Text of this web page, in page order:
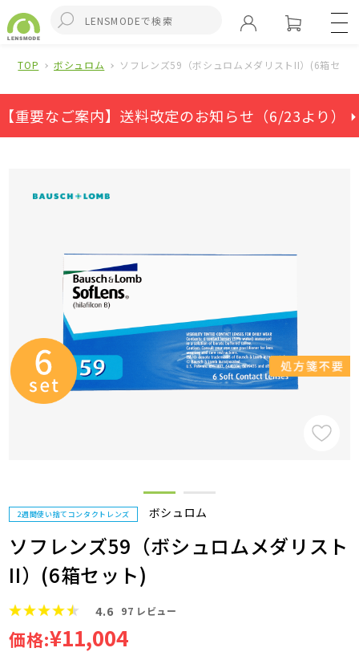
TOP ボシュロム ソフレンズ59（ボシュロムメダリストII）(6箱セッ
【重要なご案内】送料改定のお知らせ（6/23より） ⏵
2週間使い捨てコンタクトレンズ ボシュロム
ソフレンズ59（ボシュロムメダリスト
II）(6箱セット)
4.6 97 レビュー
価格:¥11,004